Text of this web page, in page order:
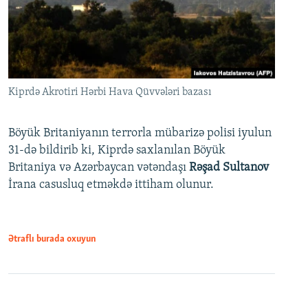
Kiprdə Akrotiri Hərbi Hava Qüvvələri bazası
Böyük Britaniyanın terrorla mübarizə polisi iyulun
31-də bildirib ki, Kiprdə saxlanılan Böyük
Britaniya və Azərbaycan vətəndaşı Rəşad Sultanov
İrana casusluq etməkdə ittiham olunur.
Ətraflı burada oxuyun